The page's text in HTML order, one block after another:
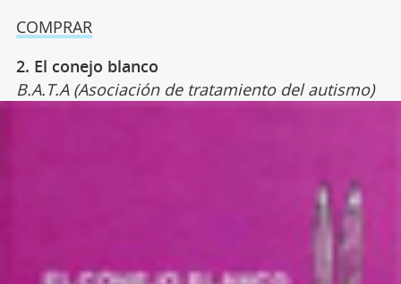
COMPRAR
2. El conejo blanco
B.A.T.A (Asociación de tratamiento del autismo)